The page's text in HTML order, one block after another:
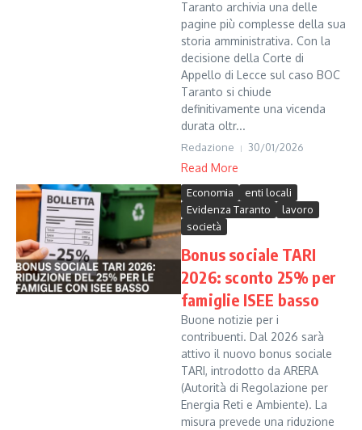
Taranto archivia una delle
pagine più complesse della sua
storia amministrativa. Con la
decisione della Corte di
Appello di Lecce sul caso BOC
Taranto si chiude
definitivamente una vicenda
durata oltr...
Redazione 30/01/2026
Read More
Economia
enti locali
Evidenza Taranto
lavoro
società
Bonus sociale TARI
2026: sconto 25% per
famiglie ISEE basso
Buone notizie per i
contribuenti. Dal 2026 sarà
attivo il nuovo bonus sociale
TARI, introdotto da ARERA
(Autorità di Regolazione per
Energia Reti e Ambiente). La
misura prevede una riduzione